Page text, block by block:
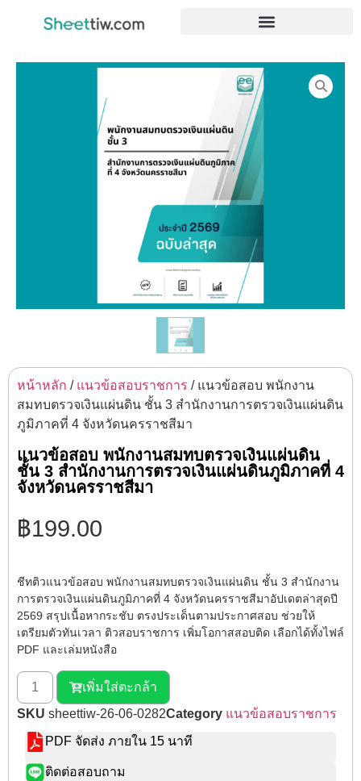
หน้าหลัก / แนวข้อสอบราชการ / แนวข้อสอบ พนักงาน
สมทบตรวจเงินแผ่นดิน ชั้น 3 สำนักงานการตรวจเงินแผ่นดิน
ภูมิภาคที่ 4 จังหวัดนครราชสีมา
แนวข้อสอบ พนักงานสมทบตรวจเงินแผ่นดิน
ชั้น 3 สำนักงานการตรวจเงินแผ่นดินภูมิภาคที่ 4
จังหวัดนครราชสีมา
฿199.00
ชีทติวแนวข้อสอบ พนักงานสมทบตรวจเงินแผ่นดิน ชั้น 3 สำนักงาน
การตรวจเงินแผ่นดินภูมิภาคที่ 4 จังหวัดนครราชสีมาอัปเดตล่าสุดปี
2569 สรุปเนื้อหากระชับ ตรงประเด็นตามประกาศสอบ ช่วยให้
เตรียมตัวทันเวลา ติวสอบราชการ เพิ่มโอกาสสอบติด เลือกได้ทั้งไฟล์
PDF และเล่มหนังสือ
เพิ่มใส่ตะกล้า
SKU sheettiw-26-06-0282Category แนวข้อสอบราชการ
PDF จัดส่ง ภายใน 15 นาที
ติดต่อสอบถาม